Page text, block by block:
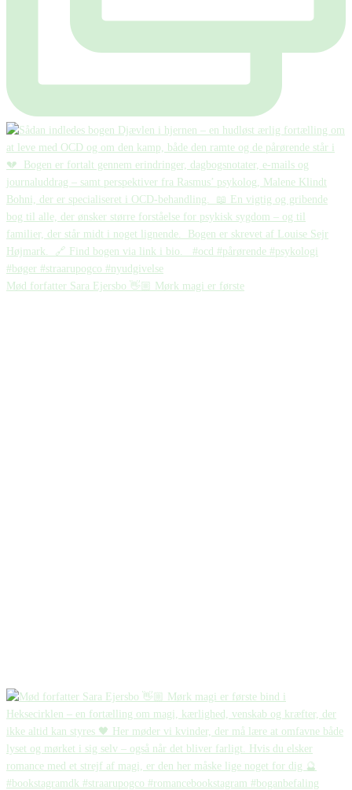
Mød forfatter Sara Ejersbo 👋🏼 Mørk magi er første